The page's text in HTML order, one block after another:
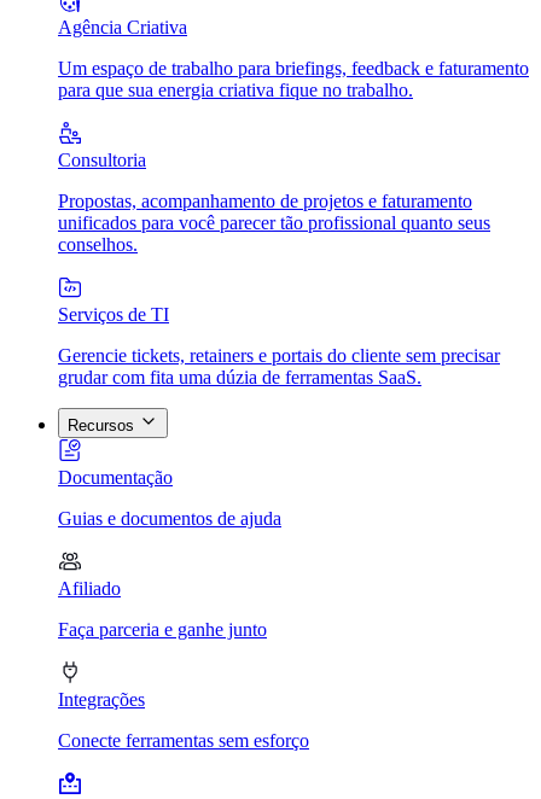
Agência Criativa
Um espaço de trabalho para briefings, feedback e faturamento
para que sua energia criativa fique no trabalho.
Consultoria
Propostas, acompanhamento de projetos e faturamento
unificados para você parecer tão profissional quanto seus
conselhos.
Serviços de TI
Gerencie tickets, retainers e portais do cliente sem precisar
grudar com fita uma dúzia de ferramentas SaaS.
Recursos
Documentação
Guias e documentos de ajuda
Afiliado
Faça parceria e ganhe junto
Integrações
Conecte ferramentas sem esforço